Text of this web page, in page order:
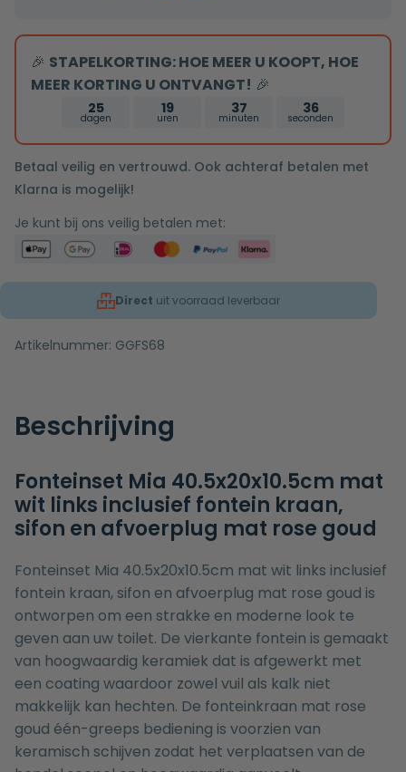
wit
48x36,5x36cm
inclusief
softclose
zitting
🎉 STAPELKORTING: HOE MEER U KOOPT, HOE
MEER KORTING U ONTVANGT! 🎉
25
dagen
19
uren
37
minuten
35
seconden
Betaal veilig en vertrouwd. Ook achteraf betalen met
Klarna is mogelijk!
Je kunt bij ons veilig betalen met:
Direct uit voorraad leverbaar
Artikelnummer: GGFS68
Beschrijving
Fonteinset Mia 40.5x20x10.5cm mat
wit links inclusief fontein kraan,
sifon en afvoerplug mat rose goud
Fonteinset Mia 40.5x20x10.5cm mat wit links inclusief
fontein kraan, sifon en afvoerplug mat rose goud is
ontworpen om een strakke en moderne look te
geven aan uw toilet. De vierkante fontein is gemaakt
van hoogwaardig keramiek dat is afgewerkt met
een coating waardoor zowel vuil als kalk niet
makkelijk kan hechten. De fonteinkraan mat rose
goud één-greeps bediening is voorzien van
keramisch schijven zodat het verplaatsen van de